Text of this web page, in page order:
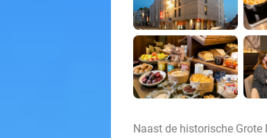
Naast de historische